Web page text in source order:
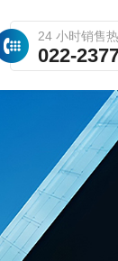
24 小时销售
022-